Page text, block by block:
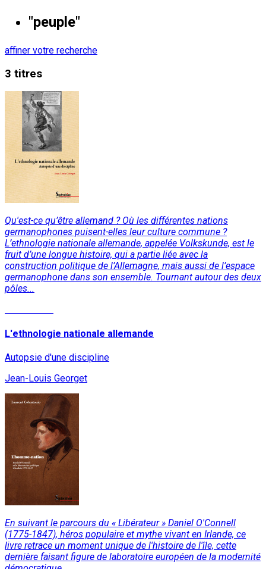
"peuple"
affiner votre recherche
3 titres
Qu'est-ce qu’être allemand ? Où les différentes nations
germanophones puisent-elles leur culture commune ?
L’ethnologie nationale allemande, appelée Volkskunde, est le
fruit d’une longue histoire, qui a partie liée avec la
construction politique de l’Allemagne, mais aussi de l’espace
germanophone dans son ensemble. Tournant autour des deux
pôles...
L'ethnologie nationale allemande
Autopsie d'une discipline
Jean-Louis Georget
En suivant le parcours du « Libérateur » Daniel O'Connell
(1775-1847), héros populaire et mythe vivant en Irlande, ce
livre retrace un moment unique de l'histoire de l'île, cette
dernière faisant figure de laboratoire européen de la modernité